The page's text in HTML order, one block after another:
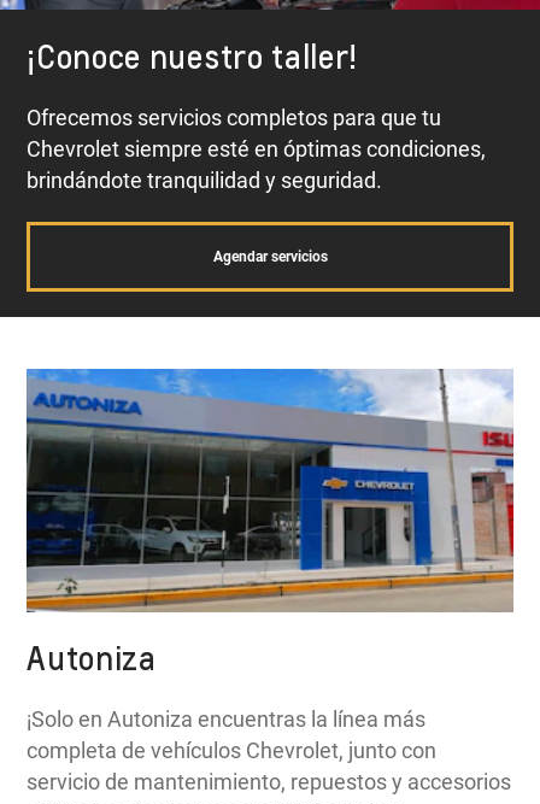
¡Conoce nuestro taller!
Ofrecemos servicios completos para que tu
Chevrolet siempre esté en óptimas condiciones,
brindándote tranquilidad y seguridad.
Agendar servicios
Autoniza
¡Solo en Autoniza encuentras la línea más
completa de vehículos Chevrolet, junto con
servicio de mantenimiento, repuestos y accesorios